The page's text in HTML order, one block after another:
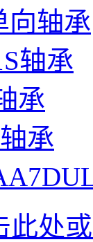
向轴承
轴承
承
承
此处